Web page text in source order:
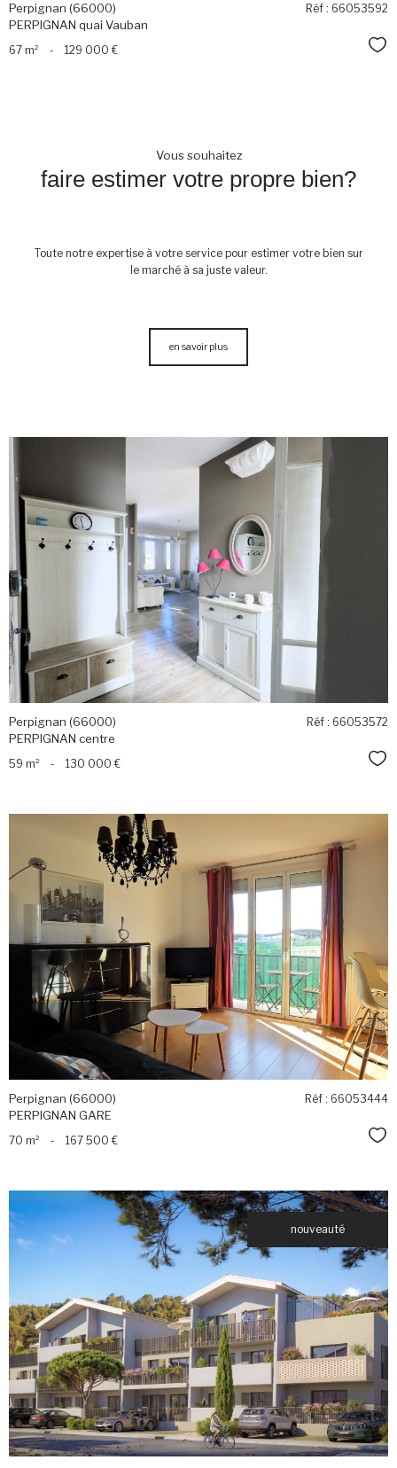
Perpignan (66000)
PERPIGNAN quai Vauban
Réf : 66053592
67 m² - 129 000 €
Vous souhaitez
faire estimer votre propre bien?
Toute notre expertise à votre service pour estimer votre bien sur
le marché à sa juste valeur.
en savoir plus
voir le
bien
Perpignan (66000)
PERPIGNAN centre
Réf : 66053572
59 m² - 130 000 €
voir le
bien
Perpignan (66000)
PERPIGNAN GARE
Réf : 66053444
70 m² - 167 500 €
nouveauté
voir le
bien